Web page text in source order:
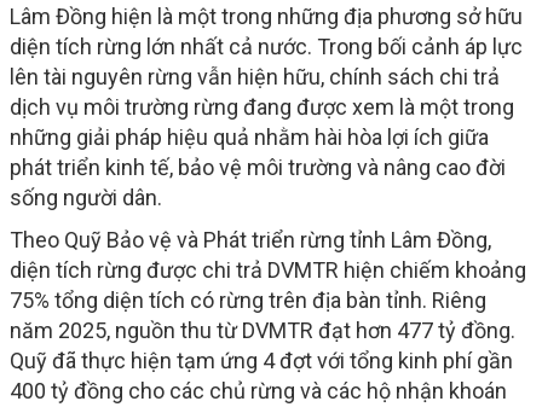
Lâm Đồng hiện là một trong những địa phương sở hữu
diện tích rừng lớn nhất cả nước. Trong bối cảnh áp lực
lên tài nguyên rừng vẫn hiện hữu, chính sách chi trả
dịch vụ môi trường rừng đang được xem là một trong
những giải pháp hiệu quả nhằm hài hòa lợi ích giữa
phát triển kinh tế, bảo vệ môi trường và nâng cao đời
sống người dân.
Theo Quỹ Bảo vệ và Phát triển rừng tỉnh Lâm Đồng,
diện tích rừng được chi trả DVMTR hiện chiếm khoảng
75% tổng diện tích có rừng trên địa bàn tỉnh. Riêng
năm 2025, nguồn thu từ DVMTR đạt hơn 477 tỷ đồng.
Quỹ đã thực hiện tạm ứng 4 đợt với tổng kinh phí gần
400 tỷ đồng cho các chủ rừng và các hộ nhận khoán